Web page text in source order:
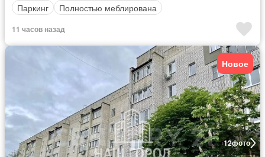
Паркинг
Полностью меблирована
11 часов назад
12фото
Новое